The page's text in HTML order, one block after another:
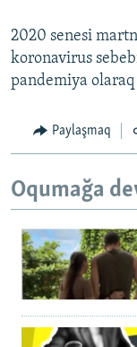
2020 senesi
koronavirus
pandemiya olaraq
Paylaşmaq
Oqumağa